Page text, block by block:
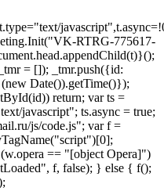
RTRG-775617-
= []); _tmr.push({id:
Date()).getTime()});
return; var ts =
javascript"; ts.async = true;
js/code.js"; var f =
== "[object Opera]")
f, false); } else { f();